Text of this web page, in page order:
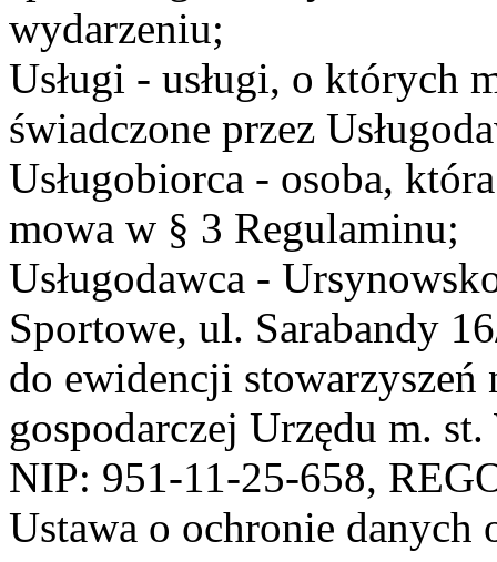
wydarzeniu;
Usługi - usługi, o których
świadczone przez
Usługobiorca - osoba,
mowa w § 3 Regulaminu;
Usługodawca -
Sportowe, ul. Sarabandy
do ewidencji stowarzyszeń
gospodarczej Urzędu m.
NIP: 951-11-25-658,
Ustawa o ochronie danych